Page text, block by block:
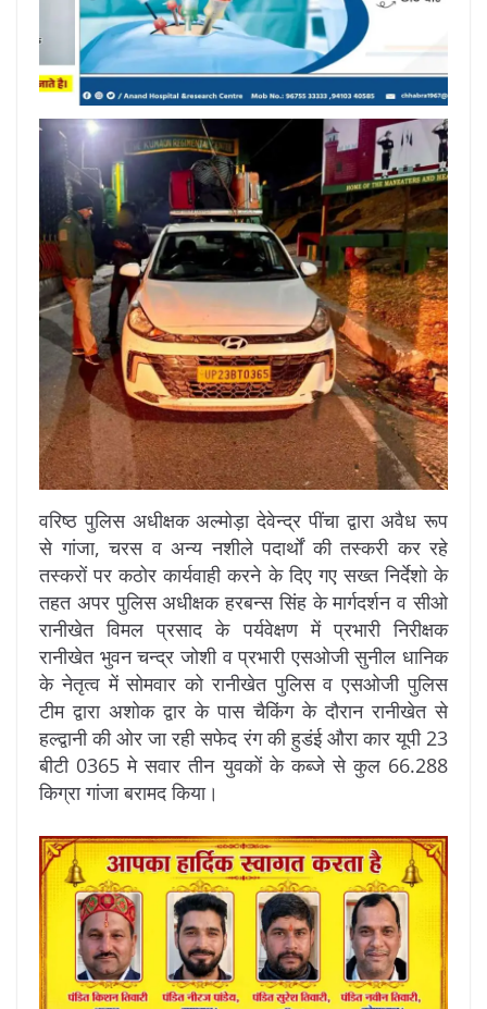
वरिष्ठ पुलिस अधीक्षक अल्मोड़ा देवेन्द्र पींचा द्वारा अवैध रूप
से गांजा, चरस व अन्य नशीले पदार्थों की तस्करी कर रहे
तस्करों पर कठोर कार्यवाही करने के दिए गए सख्त निर्देशो के
तहत अपर पुलिस अधीक्षक हरबन्स सिंह के मार्गदर्शन व सीओ
रानीखेत विमल प्रसाद के पर्यवेक्षण में प्रभारी निरीक्षक
रानीखेत भुवन चन्द्र जोशी व प्रभारी एसओजी सुनील धानिक
के नेतृत्व में सोमवार को रानीखेत पुलिस व एसओजी पुलिस
टीम द्वारा अशोक द्वार के पास चैकिंग के दौरान रानीखेत से
हल्द्वानी की ओर जा रही सफेद रंग की हुडंई औरा कार यूपी 23
बीटी 0365 मे सवार तीन युवकों के कब्जे से कुल 66.288
किग्रा गांजा बरामद किया।